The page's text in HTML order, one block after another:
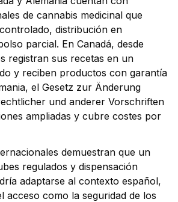
de cannabis medicinal que
distribución en
parcial. En Canadá, desde
registran sus recetas en un
y reciben productos con garantía
el Gesetz zur Änderung
und anderer Vorschriften
ampliadas y cubre costes por
demuestran que un
regulados y dispensación
adaptarse al contexto español,
acceso como la seguridad de los